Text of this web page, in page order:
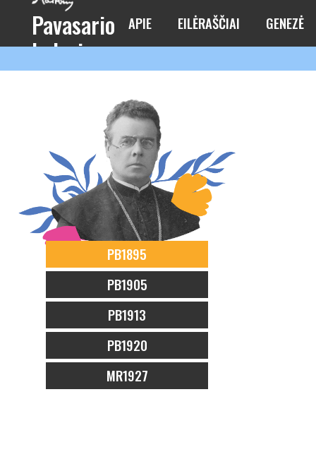
Pavasario
balsai
APIE EILĖRAŠČIAI GENEZĖ
PB1895
PB1905
PB1913
PB1920
MR1927